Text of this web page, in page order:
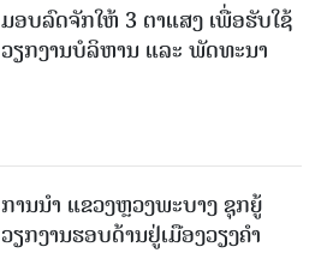
ມອບລົດຈັກໃຫ້ 3 ຕາແສງ ເພື່ອຮັບໃຊ້
ວຽກງານບໍລິຫານ ແລະ ພັດທະນາ
ການນຳ ແຂວງຫຼວງພະບາງ ຊຸກຍູ້
ວຽກງານຮອບດ້ານຢູ່ເມືອງວຽງຄໍາ